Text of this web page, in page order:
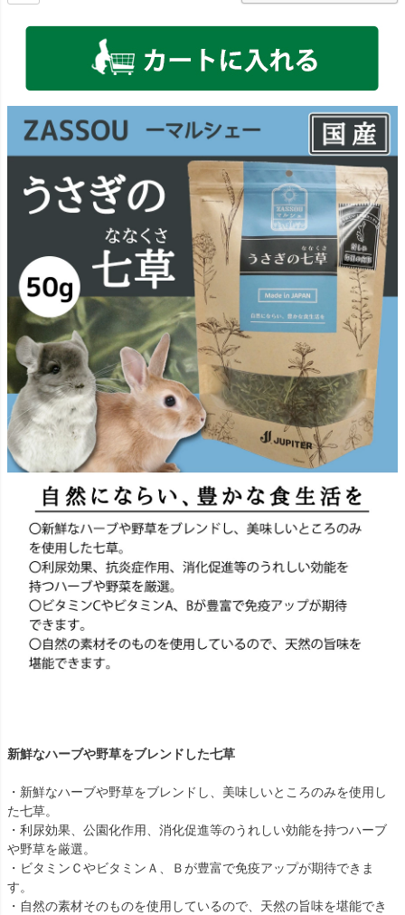
新鮮なハーブや野草をブレンドした七草
・新鮮なハーブや野草をブレンドし、美味しいところのみを使用し
た七草。
・利尿効果、公園化作用、消化促進等のうれしい効能を持つハーブ
や野草を厳選。
・ビタミンＣやビタミンＡ、Ｂが豊富で免疫アップが期待できま
す。
・自然の素材そのものを使用しているので、天然の旨味を堪能でき